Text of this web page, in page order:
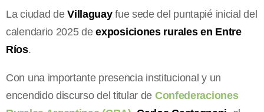
La ciudad deVillaguayfue sede del puntapié inicial del
calendario 2025 deexposiciones rurales en Entre
Ríos.
Con una importante presencia institucional y un
encendido discurso del titular de Confederaciones